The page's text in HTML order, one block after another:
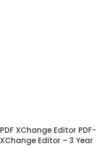
PDF XChange Editor PDF-
XChange Editor – 3 Year